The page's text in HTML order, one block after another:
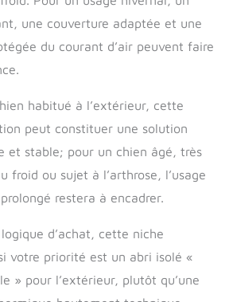
sans risque de
casse. Le sol plein
et isolé supporte
un confort
bonne ventilation
et une résistance
intempéries.
une couverture adaptée et une
du courant d’air peuvent faire
habitué à l’extérieur, cette
peut constituer une solution
et stable; pour un chien âgé, très
froid ou sujet à l’arthrose, l’usage
restera à encadrer.
d’achat, cette niche
votre priorité est un abri isolé «
» pour l’extérieur, plutôt qu’une